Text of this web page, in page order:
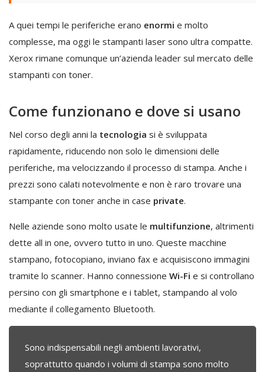
A quei tempi le periferiche erano enormi e molto
complesse, ma oggi le stampanti laser sono ultra compatte.
Xerox rimane comunque un’azienda leader sul mercato delle
stampanti con toner.
Come funzionano e dove si usano
Nel corso degli anni la tecnologia si è sviluppata
rapidamente, riducendo non solo le dimensioni delle
periferiche, ma velocizzando il processo di stampa. Anche i
prezzi sono calati notevolmente e non è raro trovare una
stampante con toner anche in case private.
Nelle aziende sono molto usate le multifunzione, altrimenti
dette all in one, ovvero tutto in uno. Queste macchine
stampano, fotocopiano, inviano fax e acquisiscono immagini
tramite lo scanner. Hanno connessione Wi-Fi e si controllano
persino con gli smartphone e i tablet, stampando al volo
mediante il collegamento Bluetooth.
Sono indispensabili negli ambienti lavorativi,
soprattutto quando i volumi di stampa sono molto